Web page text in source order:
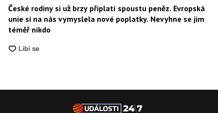
České rodiny si už brzy připlatí spoustu peněz. Evropská
unie si na nás vymyslela nové poplatky. Nevyhne se jim
téměř nikdo